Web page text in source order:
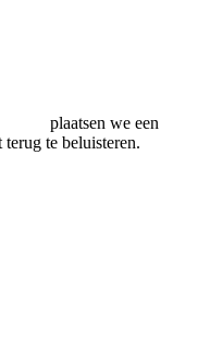
plaatsen we een
te beluisteren.